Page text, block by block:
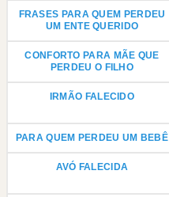
FRASES PARA QUEM PERDEU
UM ENTE QUERIDO
CONFORTO PARA MÃE QUE
PERDEU O FILHO
IRMÃO FALECIDO
PARA QUEM PERDEU UM BEBÊ
AVÓ FALECIDA